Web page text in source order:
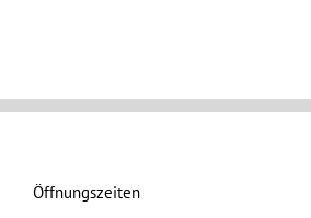
Öffnungszeiten